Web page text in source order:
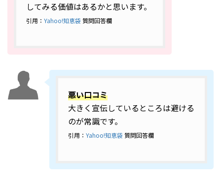
してみる価値はあるかと思います。
引用： Yahoo!知恵袋 質問回答欄
悪い口コミ
大きく宣伝しているところは避ける
のが常識です。
引用： Yahoo!知恵袋 質問回答欄